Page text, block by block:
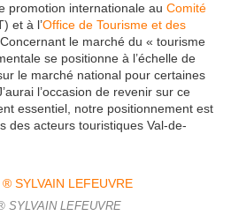
promotion internationale au Comité
et à l’Office de Tourisme et des
le marché du « tourisme
se positionne à l’échelle de
le marché national pour certaines
l’occasion de revenir sur ce
essentiel, notre positionnement est
des acteurs touristiques Val-de-
SYLVAIN LEFEUVRE